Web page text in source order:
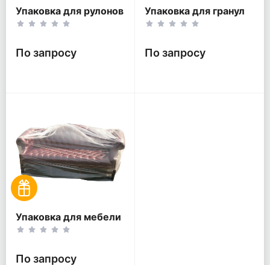
Упаковка для рулонов
По запросу
Упаковка для гранул
По запросу
Упаковка для мебели
По запросу